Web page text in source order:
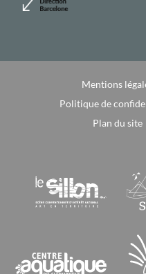
Mentions
Politique de
Plan du site